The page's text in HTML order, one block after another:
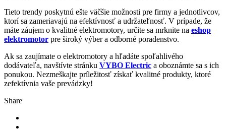
Tieto trendy poskytnú ešte väčšie možnosti pre firmy a jednotlivcov,
ktorí sa zameriavajú na efektívnosť a udržateľnosť. V prípade, že
máte záujem o kvalitné elektromotory, určite sa mrknite na eshop
elektromotor pre široký výber a odborné poradenstvo.
Ak sa zaujímate o elektromotory a hľadáte spoľahlivého
dodávateľa, navštívte stránku VYBO Electric a oboznámte sa s ich
ponukou. Nezmeškajte príležitosť získať kvalitné produkty, ktoré
zefektívnia vaše prevádzky!
Share